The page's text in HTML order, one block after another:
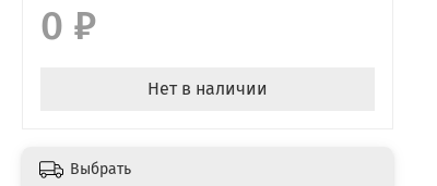
0 ₽
Нет в наличии
Выбрать